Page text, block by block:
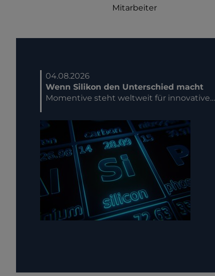
Mitarbeiter
04.08.2026
Wenn Silikon den Unterschied macht
Momentive steht weltweit für innovative…